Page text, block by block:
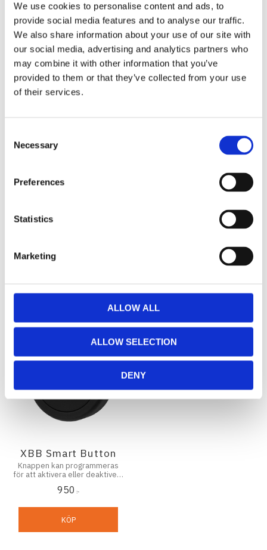
We use cookies to personalise content and ads, to
provide social media features and to analyse our traffic.
We also share information about your use of our site with
our social media, advertising and analytics partners who
may combine it with other information that you’ve
provided to them or that they’ve collected from your use
of their services.
Selection
Necessary
Preferences
Statistics
Marketing
ALLOW ALL
ALLOW SELECTION
DENY
Monteringsanvisning med en uppskattad
installationstid på cirka 2 timmar
SPECIFIKATIONER:
Storlek: 21 tum
Effekt: 75 W
Montage av extraljus på detta fordon kräver
Relaterade produkter
XBB Smart Button
Knappen kan programmeras
för att aktivera eller deaktivera
PowerUnits
950 :-
KÖP